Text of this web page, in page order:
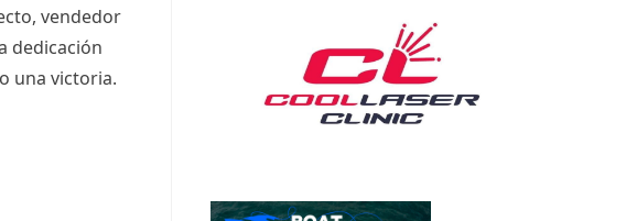
vendedor
dedicación
una victoria.